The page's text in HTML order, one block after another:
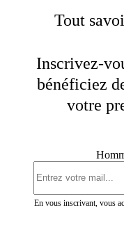
Tout
Inscrivez-
bénéficiez
votre
En vous inscrivant, vous